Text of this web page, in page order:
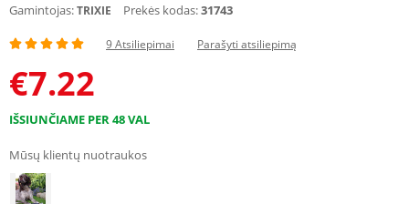
Gamintojas:TRIXIE Prekės kodas:31743
9 Atsiliepimai Parašyti atsiliepimą
€7.22
IŠSIUNČIAME PER 48 VAL
Mūsų klientų nuotraukos